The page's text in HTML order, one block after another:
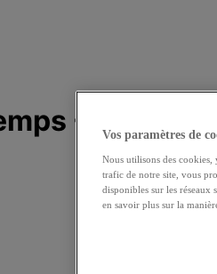
Vos paramètres de
Nous utilisons des cookies,
trafic de notre site, vous
disponibles sur les réseaux
en savoir plus sur la